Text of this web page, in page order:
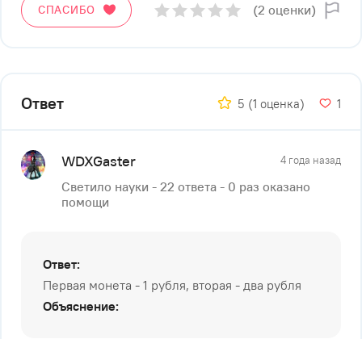
СПАСИБО (2 оценки)
Ответ 5 (1 оценка) 1
WDXGaster 4 года назад
Светило науки - 22 ответа - 0 раз оказано
помощи
Ответ:
Первая монета - 1 рубля, вторая - два рубля
Объяснение: